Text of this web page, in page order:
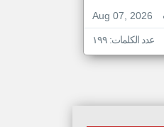
Aug 07, 2026
عدد الكلمات: ١٩٩